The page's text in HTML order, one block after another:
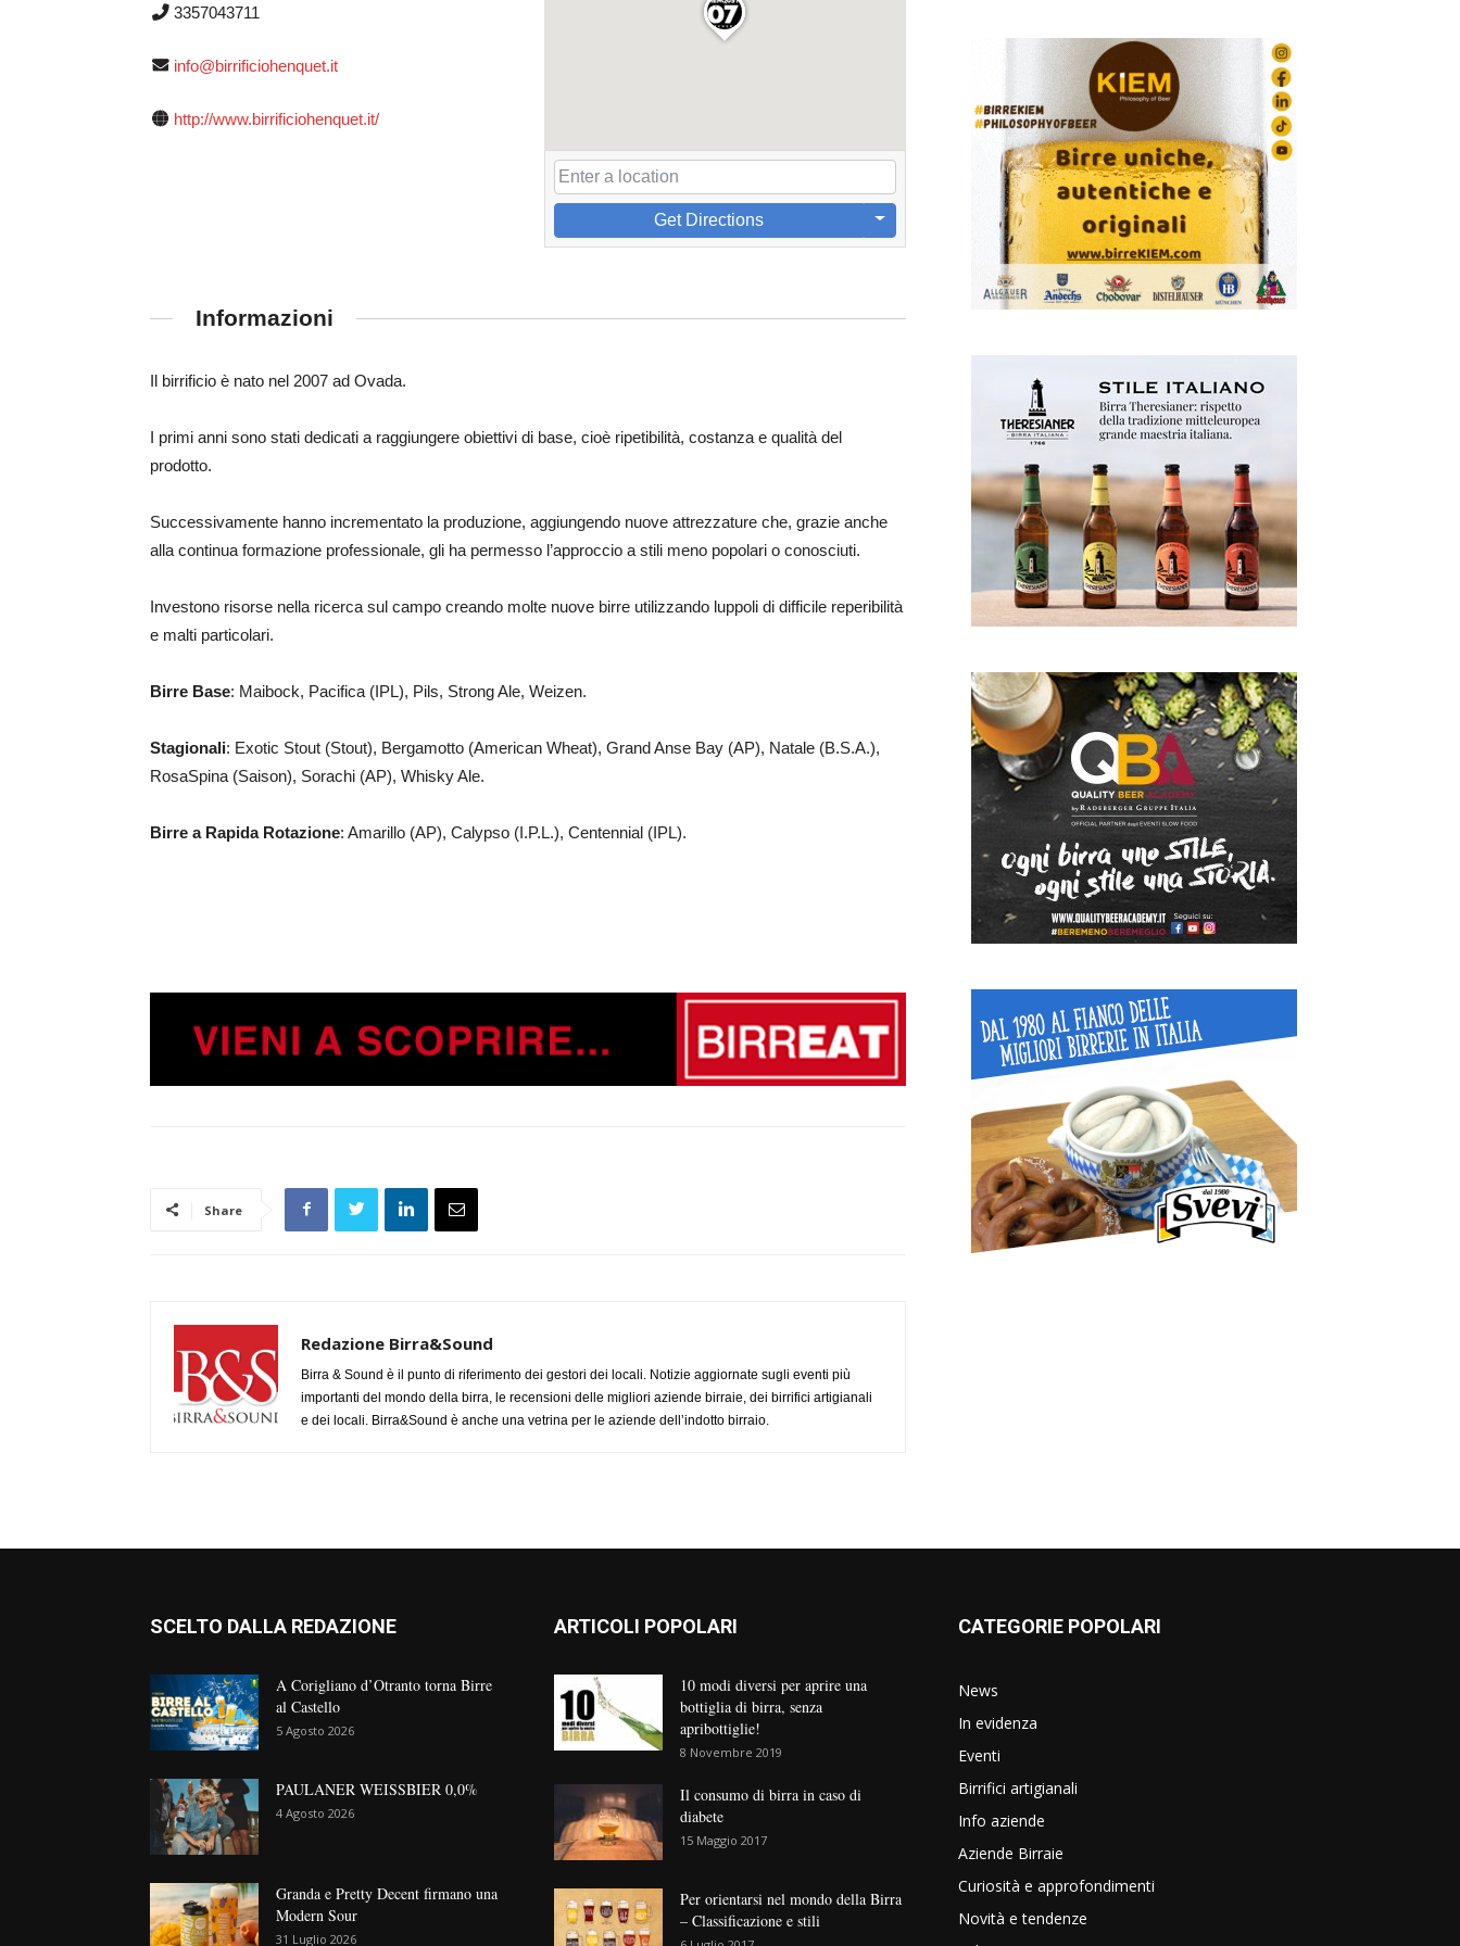
3357043711
info@birrificiohenquet.it
http://www.birrificiohenquet.it/
Get Directions
Informazioni
Il birrificio è nato nel 2007 ad Ovada.
I primi anni sono stati dedicati a raggiungere obiettivi di base, cioè ripetibilità, costanza e qualità del
prodotto.
Successivamente hanno incrementato la produzione, aggiungendo nuove attrezzature che, grazie anche
alla continua formazione professionale, gli ha permesso l’approccio a stili meno popolari o conosciuti.
Investono risorse nella ricerca sul campo creando molte nuove birre utilizzando luppoli di difficile reperibilità
e malti particolari.
Birre Base: Maibock, Pacifica (IPL), Pils, Strong Ale, Weizen.
Stagionali: Exotic Stout (Stout), Bergamotto (American Wheat), Grand Anse Bay (AP), Natale (B.S.A.),
RosaSpina (Saison), Sorachi (AP), Whisky Ale.
Birre a Rapida Rotazione: Amarillo (AP), Calypso (I.P.L.), Centennial (IPL).
Share
Redazione Birra&Sound
Birra & Sound è il punto di riferimento dei gestori dei locali. Notizie aggiornate sugli eventi più
importanti del mondo della birra, le recensioni delle migliori aziende birraie, dei birrifici artigianali
e dei locali. Birra&Sound è anche una vetrina per le aziende dell’indotto birraio.
SCELTO DALLA REDAZIONE
A Corigliano d’Otranto torna Birre
al Castello
5 Agosto 2026
PAULANER WEISSBIER 0,0%
4 Agosto 2026
Granda e Pretty Decent firmano una
Modern Sour
31 Luglio 2026
ARTICOLI POPOLARI
10 modi diversi per aprire una
bottiglia di birra, senza
apribottiglie!
8 Novembre 2019
Il consumo di birra in caso di
diabete
15 Maggio 2017
Per orientarsi nel mondo della Birra
– Classificazione e stili
CATEGORIE POPOLARI
News
In evidenza
Eventi
Birrifici artigianali
Info aziende
Aziende Birraie
Curiosità e approfondimenti
Novità e tendenze